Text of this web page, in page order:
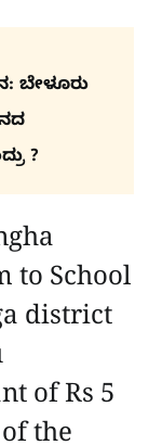
ಬೇಳೂರು
?
to School
district
of Rs 5